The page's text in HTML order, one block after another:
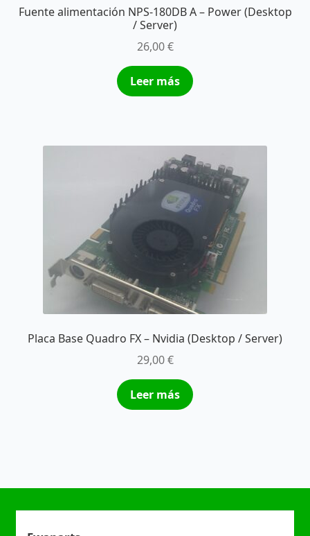
Fuente alimentación NPS-180DB A – Power (Desktop
/ Server)
26,00€
Leer más
Placa Base Quadro FX – Nvidia (Desktop / Server)
29,00€
Leer más